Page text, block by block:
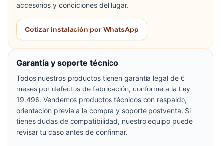
accesorios y condiciones del lugar.
Cotizar instalación por WhatsApp
Garantía y soporte técnico
Todos nuestros productos tienen garantía legal de 6
meses por defectos de fabricación, conforme a la Ley
19.496. Vendemos productos técnicos con respaldo,
orientación previa a la compra y soporte postventa. Si
tienes dudas de compatibilidad, nuestro equipo puede
revisar tu caso antes de confirmar.